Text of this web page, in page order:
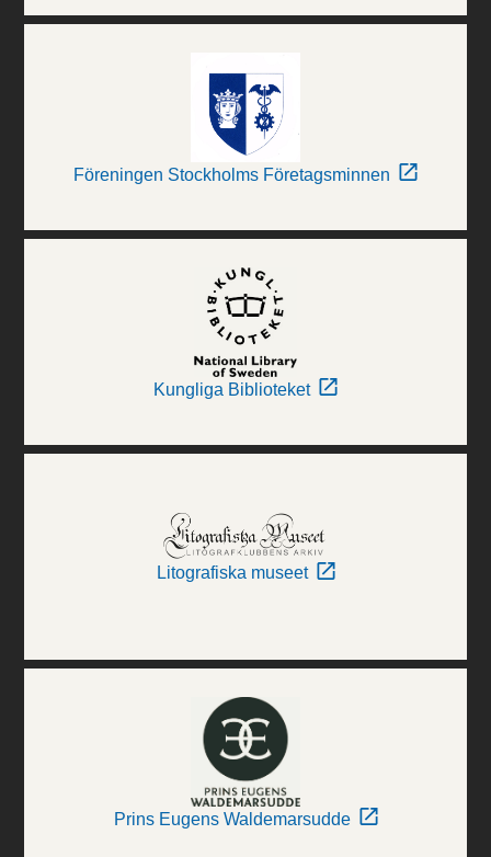
Föreningen Stockholms Företagsminnen
Kungliga Biblioteket
Litografiska museet
Prins Eugens Waldemarsudde